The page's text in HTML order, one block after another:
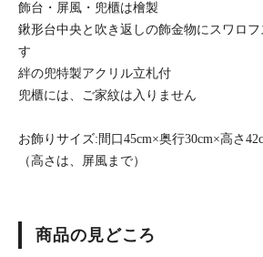
飾台・屏風・兜櫃は檜製
鍬形台中央と吹き返しの飾金物にスワロ
す
絆の兜特製アクリル立札付
兜櫃には、ご家紋は入りません
お飾りサイズ:間口45cm×奥行30cm×高さ
（高さは、屏風まで）
商品の見どころ